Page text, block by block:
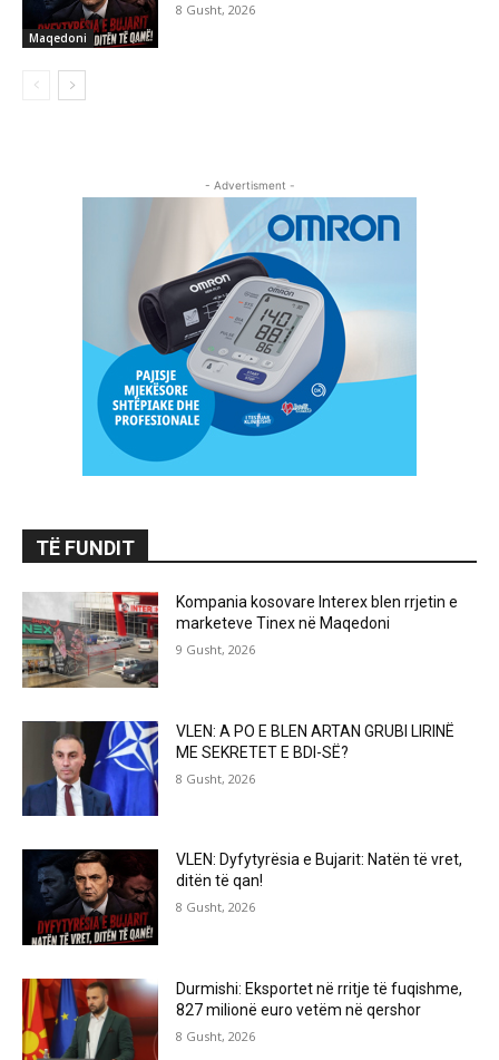
Maqedoni
8 Gusht, 2026
- Advertisment -
TË FUNDIT
Kompania kosovare Interex blen rrjetin e
marketeve Tinex në Maqedoni
9 Gusht, 2026
VLEN: A PO E BLEN ARTAN GRUBI LIRINË
ME SEKRETET E BDI-SË?
8 Gusht, 2026
VLEN: Dyfytyrësia e Bujarit: Natën të vret,
ditën të qan!
8 Gusht, 2026
Durmishi: Eksportet në rritje të fuqishme,
827 milionë euro vetëm në qershor
8 Gusht, 2026